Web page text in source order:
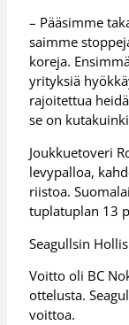
– Pääsimme
saimme
koreja.
yrityksiä
rajoitettua
se on
Joukkuetoveri
levypalloa,
riistoa.
tuplatuplan 13
Seagullsin
Voitto oli BC
ottelusta.
voittoa.